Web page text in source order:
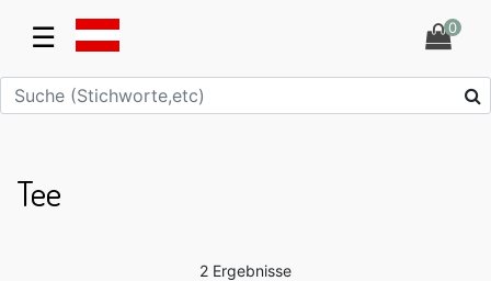
☰ 0
Tee
2 Ergebnisse